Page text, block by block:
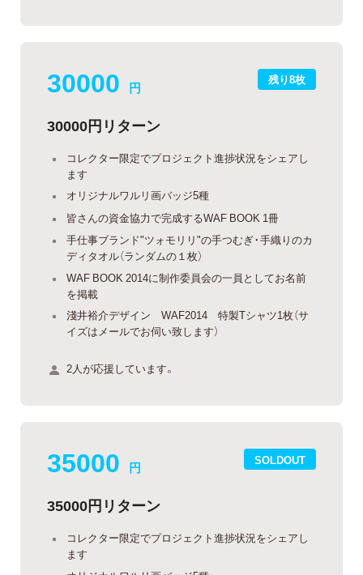
残り8枚
30000 円
30000円リターン
コレクター限定でプロジェクト進捗状況をシェアし
ます
オリジナルワルリ画バッジ5種
皆さんの資金協力で完成するWAF BOOK 1冊
手仕事ブランド"ツォモリリ"の手つむぎ・手織りのカ
ディタオル（ランダムの１枚）
WAF BOOK 2014に制作委員会の一員としてお名前
を掲載
淺井裕介デザイン WAF2014 特製Tシャツ1枚（サ
イズはメールでお伺い致します）
2人が応援しています。
SOLDOUT
35000 円
35000円リターン
コレクター限定でプロジェクト進捗状況をシェアし
ます